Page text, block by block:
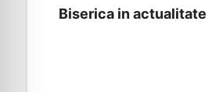
Biserica in actualitate